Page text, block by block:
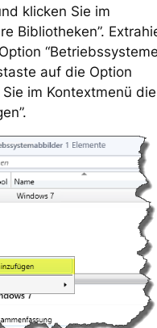
klicken Sie im
Bibliotheken”.
auf die Option
im Kontextmenü die